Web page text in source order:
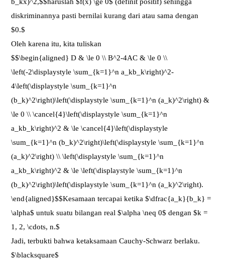
b_kx)^2,$$haruslah $f(x) \ge 0$ (definit positif) sehingga
diskriminannya pasti bernilai kurang dari atau sama dengan
$0.$
Oleh karena itu, kita tuliskan
$$\begin{aligned} D & \le 0 \\ B^2-4AC & \le 0 \\
\left(-2\displaystyle \sum_{k=1}^n a_kb_k\right)^2-
4\left(\displaystyle \sum_{k=1}^n
(b_k)^2\right)\left(\displaystyle \sum_{k=1}^n (a_k)^2\right) &
\le 0 \\ \cancel{4}\left(\displaystyle \sum_{k=1}^n
a_kb_k\right)^2 & \le \cancel{4}\left(\displaystyle
\sum_{k=1}^n (b_k)^2\right)\left(\displaystyle \sum_{k=1}^n
(a_k)^2\right) \\ \left(\displaystyle \sum_{k=1}^n
a_kb_k\right)^2 & \le \left(\displaystyle \sum_{k=1}^n
(b_k)^2\right)\left(\displaystyle \sum_{k=1}^n (a_k)^2\right).
\end{aligned}$$Kesamaan tercapai ketika $\dfrac{a_k}{b_k} =
\alpha$ untuk suatu bilangan real $\alpha \neq 0$ dengan $k =
1, 2, \cdots, n.$
Jadi, terbukti bahwa ketaksamaan Cauchy-Schwarz berlaku.
$\blacksquare$